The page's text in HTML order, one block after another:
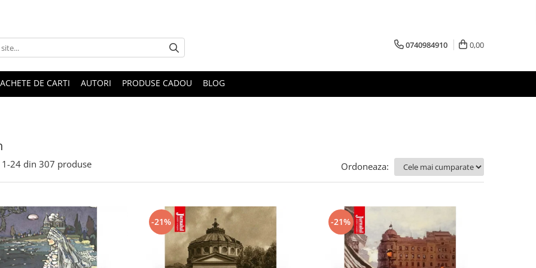
0740984910 0,00
DE CARTI AUTORI PRODUSE CADOU BLOG
1-24 din 307 produse Ordoneaza:
-21% -21%